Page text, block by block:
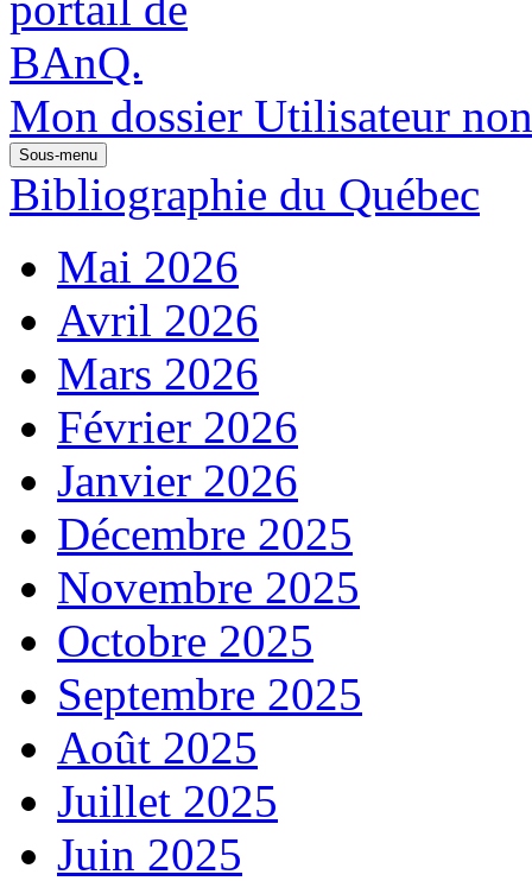
Mon dossier Utilisateur
Sous-menu
Bibliographie du Québec
Mai 2026
Avril 2026
Mars 2026
Février 2026
Janvier 2026
Décembre 2025
Novembre 2025
Octobre 2025
Septembre 2025
Août 2025
Juillet 2025
Juin 2025